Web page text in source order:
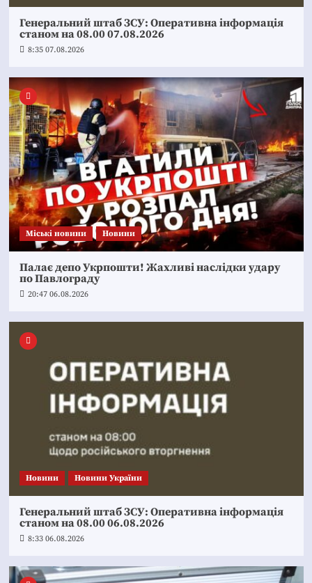
Генеральний штаб ЗСУ: Оперативна інформація
станом на 08.00 07.08.2026
8:35 07.08.2026
Mіські новини Новини
Палає депо Укрпошти! Жахливі наслідки удару
по Павлограду
20:47 06.08.2026
Новини Новини України
Генеральний штаб ЗСУ: Оперативна інформація
станом на 08.00 06.08.2026
8:33 06.08.2026